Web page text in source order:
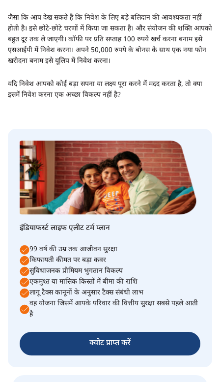
इंडियाफर्स्ट लाइफ एलीट टर्म प्लान
99 वर्ष की उम्र तक आजीवन सुरक्षा
किफायती कीमत पर बड़ा कवर
सुविधाजनक प्रीमियम भुगतान विकल्प
एकमुश्त या मासिक किस्तों में बीमा की राशि
लागू टैक्स कानूनों के अनुसार टैक्स संबंधी लाभ
वह योजना जिसमें आपके परिवार की वित्तीय सुरक्षा सबसे पहले आती
है
क्वोट प्राप्त करें
जैसा कि आप देख सकते हैं कि निवेश के लिए बड़े बलिदान की आवश्यकता नहीं
होती है। इसे छोटे-छोटे चरणों में किया जा सकता है। और संयोजन की शक्ति आपको
बहुत दूर तक ले जाएगी। कॉफी पर प्रति सप्ताह 100 रुपये खर्च करना बनाम इसे
एसआईपी में निवेश करना। अपने 50,000 रुपये के बोनस के साथ एक नया फोन
खरीदना बनाम इसे यूलिप में निवेश करना।
यदि निवेश आपको कोई बड़ा सपना या लक्ष्य पूरा करने में मदद करता है, तो क्या
इसमें निवेश करना एक अच्छा विकल्प नहीं है?